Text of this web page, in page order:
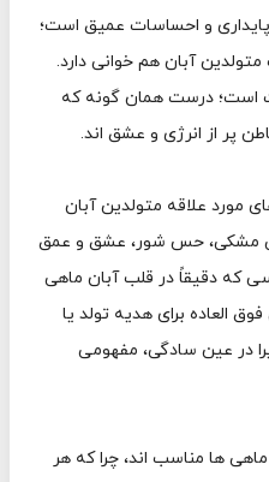
و احساسات عمیق است؛
آبان هم خوانی دارد.
است؛ درست همان گونه که
پر از انرژی و عشق اند.
مورد علاقه متولدین آبان
مشکی، حس شور، عشق و عمق
که دقیقاً در قلب آبان ماهی
العاده برای هدیه تولد یا
در عین سادگی، مفهومی
ها مناسب اند، چرا که هر